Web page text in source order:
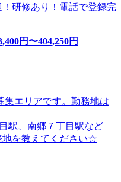
研修あり！電話で登録完
円〜404,250円
集エリアです。勤務地は
駅、南郷７丁目駅など
を教えてください☆